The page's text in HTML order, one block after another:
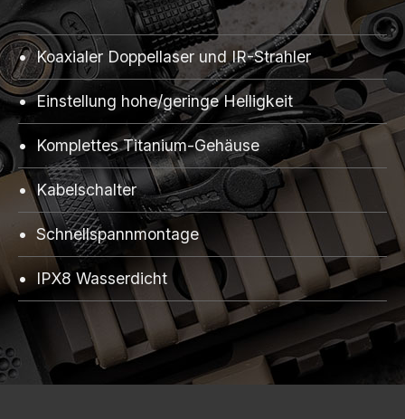
Koaxialer Doppellaser und IR-Strahler
Einstellung hohe/geringe Helligkeit
Komplettes Titanium-Gehäuse
Kabelschalter
Schnellspannmontage
IPX8 Wasserdicht